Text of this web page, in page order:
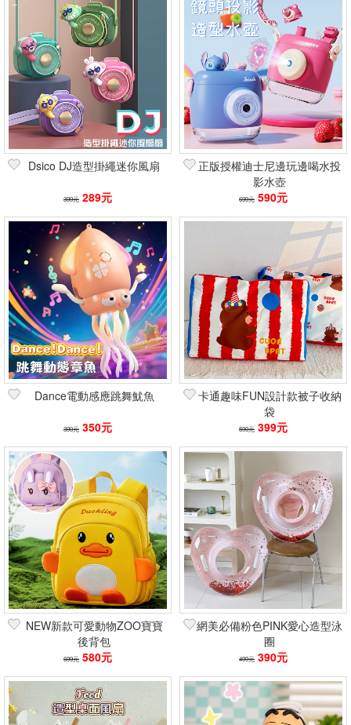
Dsico DJ造型掛繩迷你風扇
399元 289元
正版授權迪士尼邊玩邊喝水投
影水壺
699元 590元
Dance電動感應跳舞魷魚
390元 350元
卡通趣味FUN設計款被子收納
袋
590元 399元
NEW新款可愛動物ZOO寶寶
後背包
699元 580元
網美必備粉色PINK愛心造型泳
圈
499元 390元